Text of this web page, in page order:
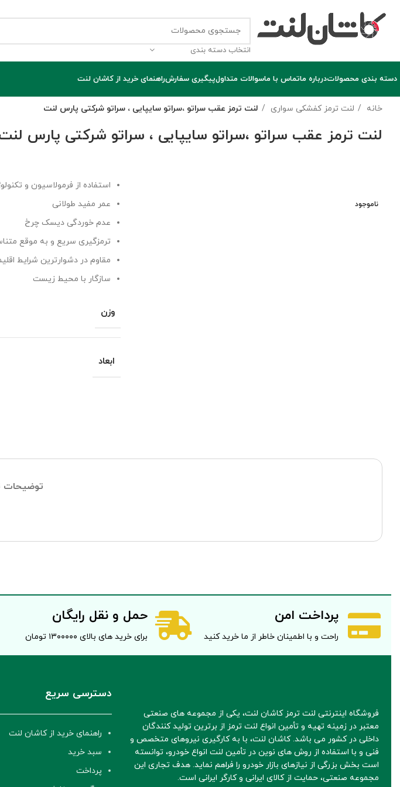
انتخاب دسته بندی
دسته بندی محصولاتدرباره ماتماس با ماسوالات متداولپیگیری سفارشراهنمای خرید از کاشان لنت
خانه لنت ترمز کفشکی سواری لنت ترمز عقب سراتو ،سراتو سایپایی ، سراتو شرکتی پارس لنت
لنت ترمز عقب سراتو ،سراتو سایپایی ، سراتو شرکتی پارس
ناموجود
استفاده از فرمولاسیون و
عمر مفید طولانی
عدم خوردگی دیسک چرخ
ترمزگیری سریع و به موقع
مقاوم در دشوارترین شرایط
سازگار با محیط زیست
وزن
ابعاد
توضیحات
پرداخت امن
راحت و با اطمینان خاطر از ما خرید کنید
حمل و نقل رایگان
برای خرید های بالای ۱۳۰۰۰۰۰ تومان
فروشگاه اینترنتی لنت ترمز کاشان لنت، یکی از مجموعه های صنعتی
معتبر در زمینه تهیه و تأمین انواع لنت ترمز از برترین تولید کنندگان
داخلی در کشور می باشد. کاشان لنت، با به کارگیری نیروهای متخصص و
فنی و با استفاده از روش های نوین در تأمین لنت انواع خودرو، توانسته
است بخش بزرگی از نیازهای بازار خودرو را فراهم نماید. هدف تجاری این
مجموعه صنعتی، حمایت از کالای ایرانی و کارگر ایرانی است.
دسترسی سریع
راهنمای خرید از کاشان لنت
سبد خرید
پرداخت